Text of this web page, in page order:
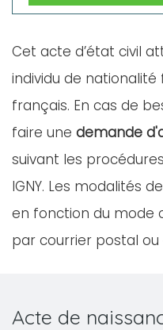
Cet acte d’état civil
individu de
français. En cas de
faire une demande
suivant les
IGNY. Les modalités
en fonction du mode
par courrier postal
Acte de